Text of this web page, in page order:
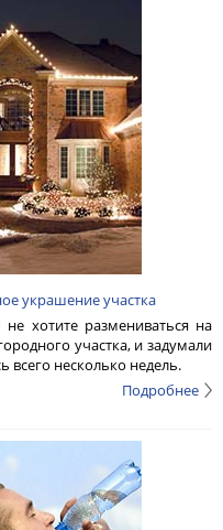
украшение участка
хотите размениваться на
участка, и задумали
всего несколько недель.
Подробнее